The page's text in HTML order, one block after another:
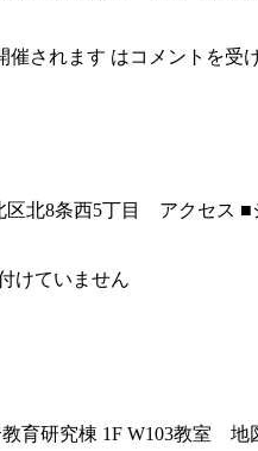
催されます はコメントを受
北8条西5丁目 アクセス ■
けていません
育研究棟 1F W103教室